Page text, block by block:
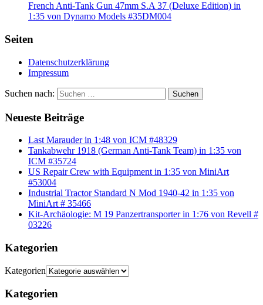
French Anti-Tank Gun 47mm S.A 37 (Deluxe Edition) in
1:35 von Dynamo Models #35DM004
Seiten
Datenschutzerklärung
Impressum
Suchen nach: Suchen
Neueste Beiträge
Last Marauder in 1:48 von ICM #48329
Tankabwehr 1918 (German Anti-Tank Team) in 1:35 von
ICM #35724
US Repair Crew with Equipment in 1:35 von MiniArt
#53004
Industrial Tractor Standard N Mod 1940-42 in 1:35 von
MiniArt # 35466
Kit-Archäologie: M 19 Panzertransporter in 1:76 von Revell #
03226
Kategorien
Kategorien
Kategorien